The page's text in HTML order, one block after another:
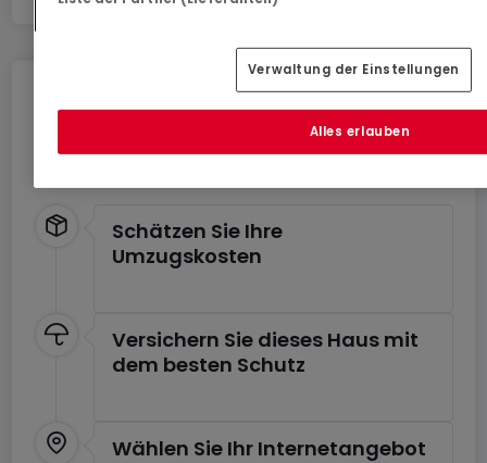
Umziehen ohne Stress
Schätzen Sie Ihre
Umzugskosten
Versichern Sie dieses Haus mit
dem besten Schutz
Wählen Sie Ihr Internetangebot
Verwaltung der Einstellungen
Alles erlauben